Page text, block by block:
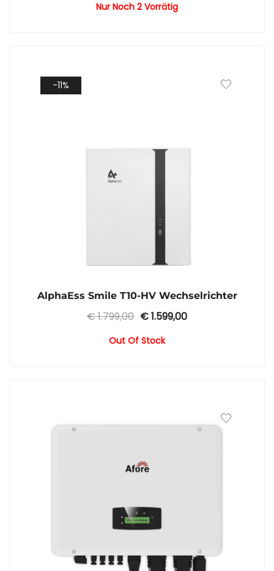
war:
Nur Noch 2 Vorrätig
-11%
AlphaEss Smile T10-HV Wechselrichter
€1.799,00 Ursprünglicher
war:
€1.599,00Aktueller
Out Of Stock